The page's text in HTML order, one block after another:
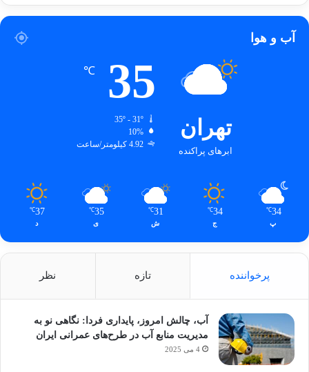
آب و هوا
تهران
ابرهای پراکنده
35
℃
10%
4.92 کیلومتر/ساعت
34
℃
پ
34
℃
ج
31
℃
ش
35
℃
ی
37
℃
د
پرخواننده تازه نظر
آب، چالش امروز، پایداری فردا: نگاهی نو به
مدیریت منابع آب در طرح‌های عمرانی ایران
4 می 2025